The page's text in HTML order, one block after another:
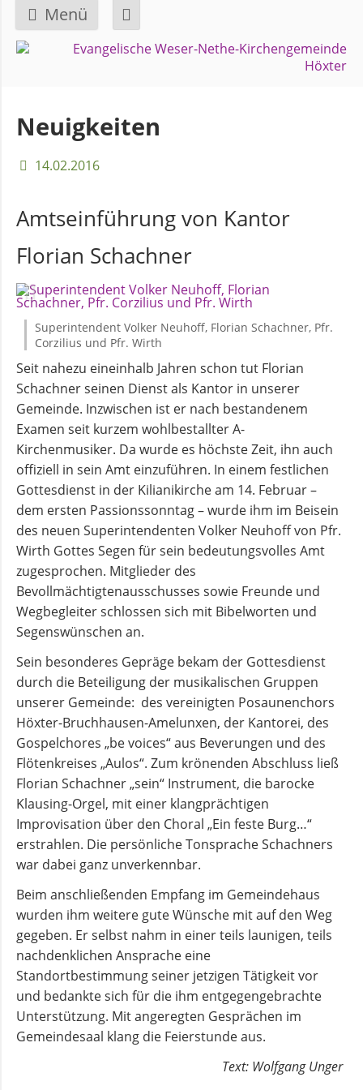
Menü
Navigation
GEMEINDE
Über
uns
Bezirke
Gremien
und
Ausschüsse
Pfarrer
und
Pfarrerinnen
Gemeindebüro
Weinbergstiftung
AKTUELLES
Neuigkeiten
Terminkalender
Gemeindebrief
Andachten
zum
Monatsspruch
GOTTESDIENSTE
Sommerkirche
ANGEBOTE
Gruppen
und
Kreise
Neuigkeiten
14.02.2016
Amtseinführung von Kantor
Florian Schachner
Superintendent Volker Neuhoff, Florian Schachner, Pfr.
Corzilius und Pfr. Wirth
Seit nahezu eineinhalb Jahren schon tut Florian
Schachner seinen Dienst als Kantor in unserer
Gemeinde. Inzwischen ist er nach bestandenem
Examen seit kurzem wohlbestallter A-
Kirchenmusiker. Da wurde es höchste Zeit, ihn auch
offiziell in sein Amt einzuführen. In einem festlichen
Gottesdienst in der Kilianikirche am 14. Februar –
dem ersten Passionssonntag – wurde ihm im Beisein
des neuen Superintendenten Volker Neuhoff von Pfr.
Wirth Gottes Segen für sein bedeutungsvolles Amt
zugesprochen. Mitglieder des
Bevollmächtigtenausschusses sowie Freunde und
Wegbegleiter schlossen sich mit Bibelworten und
Segenswünschen an.
Sein besonderes Gepräge bekam der Gottesdienst
durch die Beteiligung der musikalischen Gruppen
unserer Gemeinde: des vereinigten Posaunenchors
Höxter-Bruchhausen-Amelunxen, der Kantorei, des
Gospelchores „be voices“ aus Beverungen und des
Flötenkreises „Aulos“. Zum krönenden Abschluss ließ
Florian Schachner „sein“ Instrument, die barocke
Klausing-Orgel, mit einer klangprächtigen
Improvisation über den Choral „Ein feste Burg…“
erstrahlen. Die persönliche Tonsprache Schachners
war dabei ganz unverkennbar.
Beim anschließenden Empfang im Gemeindehaus
wurden ihm weitere gute Wünsche mit auf den Weg
gegeben. Er selbst nahm in einer teils launigen, teils
nachdenklichen Ansprache eine
Standortbestimmung seiner jetzigen Tätigkeit vor
und bedankte sich für die ihm entgegengebrachte
Unterstützung. Mit angeregten Gesprächen im
Gemeindesaal klang die Feierstunde aus.
Text: Wolfgang Unger